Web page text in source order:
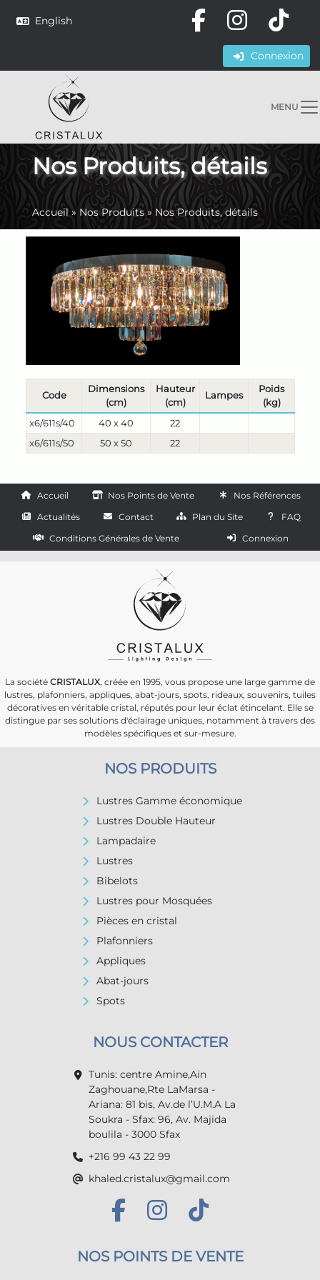
English
Connexion
MENU
Nos Produits, détails
Accueil» Nos Produits» Nos Produits, détails
Code
Dimensions
(cm)
Hauteur
(cm)
Lampes
Poids
(kg)
x6/611s/40
40 x 40
22
x6/611s/50
50 x 50 22
Accueil Nos Points de Vente
Nos Références
Actualités
Contact Plan du Site
FAQ
Conditions Générales de Vente
Connexion
La société CRISTALUX, créée en 1995, vous propose une large gamme de
lustres, plafonniers, appliques, abat-jours, spots, rideaux, souvenirs, tuiles
décoratives en véritable cristal, réputés pour leur éclat étincelant. Elle se
distingue par ses solutions d'éclairage uniques, notamment à travers des
modèles spécifiques et sur-mesure.
NOS PRODUITS
Lustres Gamme économique
Lustres Double Hauteur
Lampadaire
Lustres
Bibelots
Lustres pour Mosquées
Pièces en cristal
Plafonniers
Appliques
Abat-jours
Spots
NOUS CONTACTER
Tunis: centre Amine,Ain
Zaghouane,Rte LaMarsa -
Ariana: 81 bis, Av.de l’U.M.A La
Soukra - Sfax: 96, Av. Majida
boulila - 3000 Sfax
+216 99 43 22 99
khaled.cristalux@gmail.com
NOS POINTS DE VENTE